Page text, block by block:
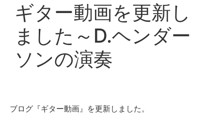
ギター動画を更新し
ました～D.ヘンダー
ソンの演奏
ブログ『ギター動画』を更新しました。